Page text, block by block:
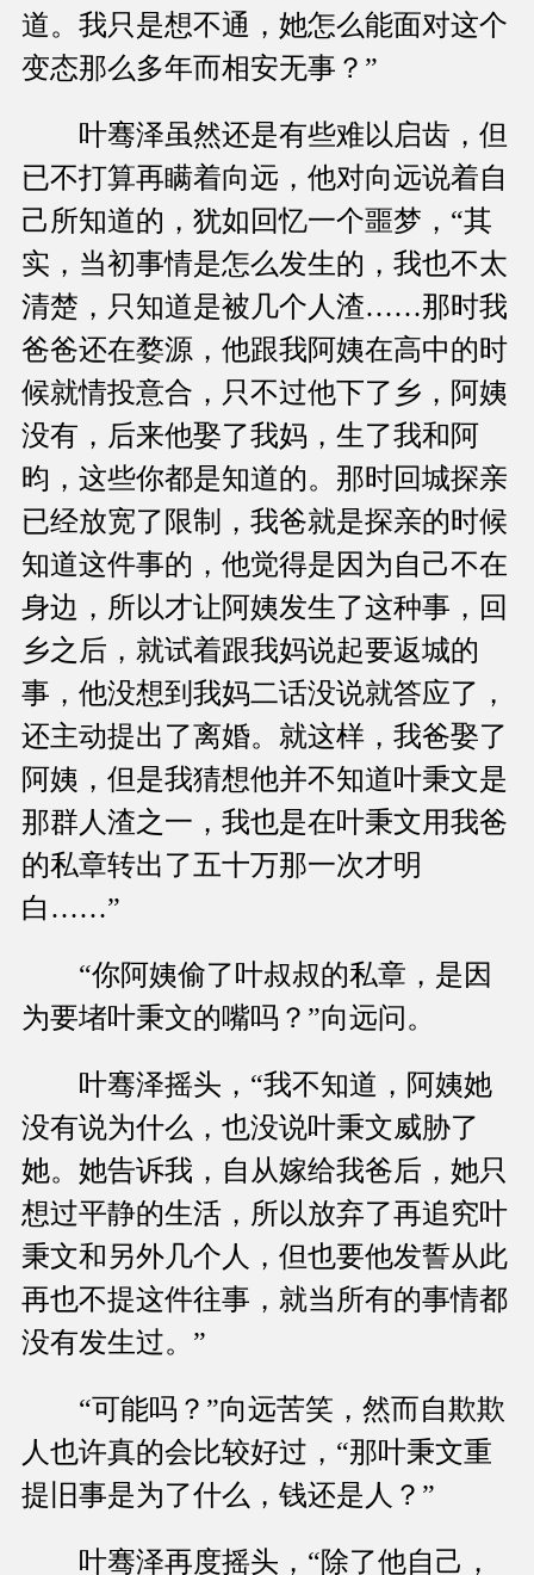
道。我只是想不通，她怎么能面对这个
变态那么多年而相安无事？”
叶骞泽虽然还是有些难以启齿，但
已不打算再瞒着向远，他对向远说着自
己所知道的，犹如回忆一个噩梦，“其
实，当初事情是怎么发生的，我也不太
清楚，只知道是被几个人渣……那时我
爸爸还在婺源，他跟我阿姨在高中的时
候就情投意合，只不过他下了乡，阿姨
没有，后来他娶了我妈，生了我和阿
昀，这些你都是知道的。那时回城探亲
已经放宽了限制，我爸就是探亲的时候
知道这件事的，他觉得是因为自己不在
身边，所以才让阿姨发生了这种事，回
乡之后，就试着跟我妈说起要返城的
事，他没想到我妈二话没说就答应了，
还主动提出了离婚。就这样，我爸娶了
阿姨，但是我猜想他并不知道叶秉文是
那群人渣之一，我也是在叶秉文用我爸
的私章转出了五十万那一次才明
白……”
“你阿姨偷了叶叔叔的私章，是因
为要堵叶秉文的嘴吗？”向远问。
叶骞泽摇头，“我不知道，阿姨她
没有说为什么，也没说叶秉文威胁了
她。她告诉我，自从嫁给我爸后，她只
想过平静的生活，所以放弃了再追究叶
秉文和另外几个人，但也要他发誓从此
再也不提这件往事，就当所有的事情都
没有发生过。”
“可能吗？”向远苦笑，然而自欺欺
人也许真的会比较好过，“那叶秉文重
提旧事是为了什么，钱还是人？”
叶骞泽再度摇头，“除了他自己，